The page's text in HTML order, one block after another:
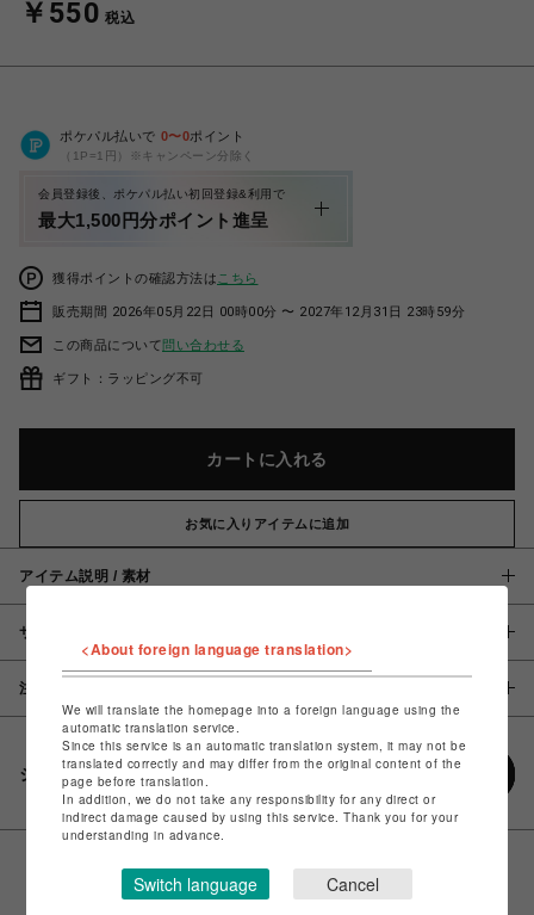
￥550 税込
ポケパル払いで 0〜0ポイント
（1P=1円）※キャンペーン分除く
会員登録後、ポケパル払い初回登録&利用で
最大1,500円分ポイント進呈
獲得ポイントの確認方法は こちら
販売期間 2026年05月22日 00時00分 〜 2027年12月31日 23時59分
この商品について問い合わせる
ギフト：ラッピング不可
カートに入れる
お気に入りアイテムに追加
アイテム説明 / 素材
サイズ
注意事項
シェアする
<About foreign language translation>
We will translate the homepage into a foreign language using the
automatic translation service.
Since this service is an automatic translation system, it may not be
translated correctly and may differ from the original content of the
page before translation.
In addition, we do not take any responsibility for any direct or
indirect damage caused by using this service. Thank you for your
understanding in advance.
Switch language Cancel